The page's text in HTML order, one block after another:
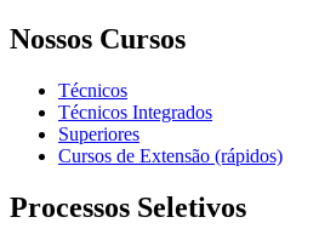
Nossos Cursos
Técnicos
Técnicos Integrados
Superiores
Cursos de Extensão (rápidos)
Processos Seletivos